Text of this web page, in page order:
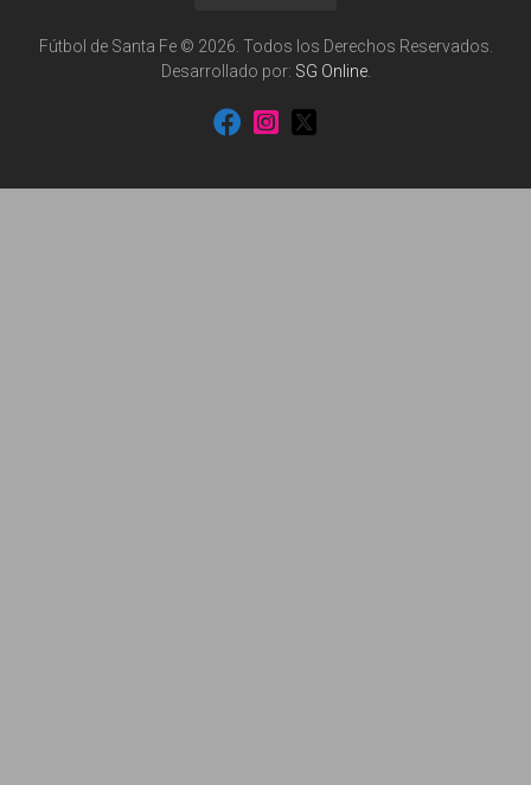
Fútbol de Santa Fe © 2026. Todos los Derechos Reservados.
Desarrollado por: SG Online.